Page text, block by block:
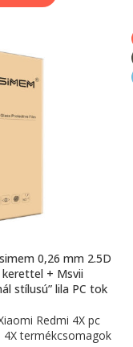
0,26 mm 2.5D
+ Msvii
stílusú” lila PC tok
Redmi 4X pc
4X termékcsomagok